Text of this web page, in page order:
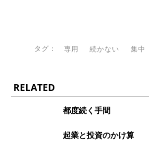
タグ： 専用 続かない 集中
RELATED
都度続く手間
起業と投資のかけ算